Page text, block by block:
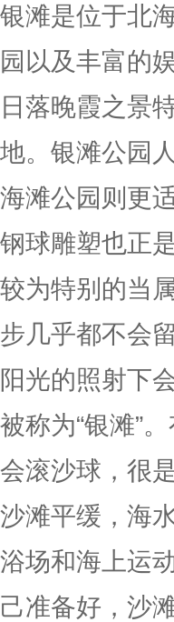
银滩是位于北
园以及丰富的
日落晚霞之景
地。银滩公园
海滩公园则更
钢球雕塑也正
较为特别的当
步几乎都不会
阳光的照射下
被称为“银滩”
会滚沙球，很
沙滩平缓，海
浴场和海上运
己准备好，沙